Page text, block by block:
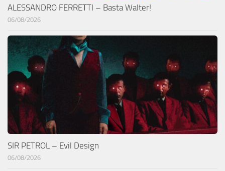
ALESSANDRO FERRETTI – Basta Walter!
06/08/2026
SIR PETROL – Evil Design
06/08/2026